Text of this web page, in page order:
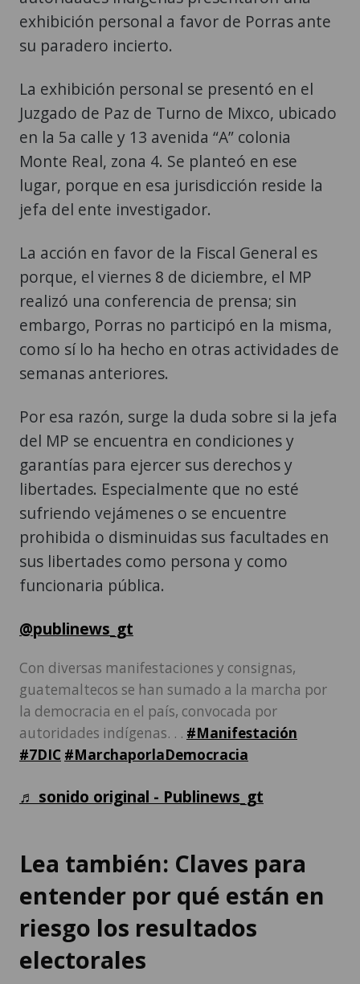
exhibición personal a favor de Porras ante
su paradero incierto.
La exhibición personal se presentó en el
Juzgado de Paz de Turno de Mixco, ubicado
en la 5a calle y 13 avenida “A” colonia
Monte Real, zona 4. Se planteó en ese
lugar, porque en esa jurisdicción reside la
jefa del ente investigador.
La acción en favor de la Fiscal General es
porque, el viernes 8 de diciembre, el MP
realizó una conferencia de prensa; sin
embargo, Porras no participó en la misma,
como sí lo ha hecho en otras actividades de
semanas anteriores.
Por esa razón, surge la duda sobre si la jefa
del MP se encuentra en condiciones y
garantías para ejercer sus derechos y
libertades. Especialmente que no esté
sufriendo vejámenes o se encuentre
prohibida o disminuidas sus facultades en
sus libertades como persona y como
funcionaria pública.
@publinews_gt
Con diversas manifestaciones y consignas,
guatemaltecos se han sumado a la marcha por
la democracia en el país, convocada por
autoridades indígenas. . . #Manifestación
#7DIC #MarchaporlaDemocracia
♬ sonido original - Publinews_gt
Lea también: Claves para
entender por qué están en
riesgo los resultados
electorales